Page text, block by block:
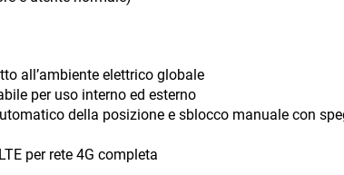
all’ambiente elettrico globale
per uso interno ed esterno
della posizione e sblocco manuale con
per rete 4G completa